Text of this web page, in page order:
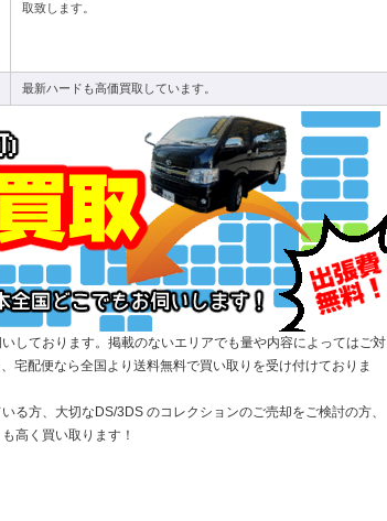
取致します。
最新ハードも高価買取しています。
しております。掲載のないエリアでも量や内容によってはご対
宅配便なら全国より送料無料で買い取りを受け付けておりま
る方、大切なDS/3DS のコレクションのご売却をご検討の方、
高く買い取ります！